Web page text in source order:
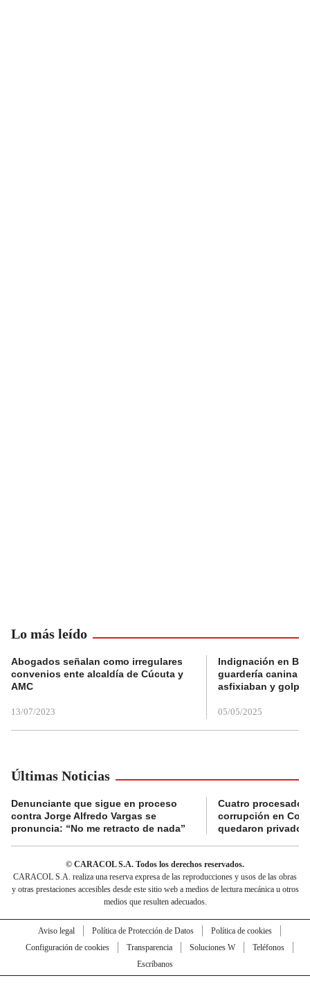
Lo más leído
Abogados señalan como irregulares
convenios ente alcaldía de Cúcuta y
AMC
13/07/2023
Indignación en
guardería canina
asfixiaban y
05/05/2025
Últimas Noticias
Denunciante que sigue en proceso
contra Jorge Alfredo Vargas se
pronuncia: “No me retracto de nada”
Cuatro
corrupción en
quedaron
© CARACOL S.A. Todos los derechos reservados.
CARACOL S.A. realiza una reserva expresa de las reproducciones y usos de las obras
y otras prestaciones accesibles desde este sitio web a medios de lectura mecánica u otros
medios que resulten adecuados.
Aviso legal Política de Protección de Datos
Política de cookies
Configuración de cookies
Transparencia Soluciones W
Teléfonos
Escríbanos